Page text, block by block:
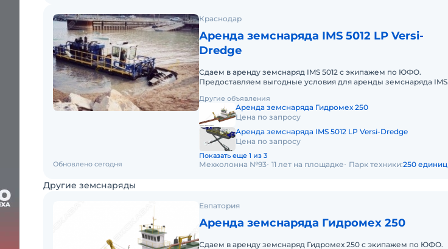
Краснодар
Аренда земснаряда IMS 5012 LP Versi-
Dredge
Сдаем в аренду земснаряд IMS 5012 с экипажем по ЮФО.
Предоставляем выгодные условия для аренды земснаряда IMS
Другие объявления
Аренда земснаряда Гидромех 250
Цена по запросу
Аренда земснаряда IMS 5012 LP Versi-Dredge
Цена по запросу
Показать еще 1 из 3
Обновлено сегодня Мехколонна №93 11 лет на площадке Парк техники:250 единиц
Другие земснаряды
Евпатория
Аренда земснаряда Гидромех 250
Сдаем в аренду земснаряд Гидромех 250 с экипажем по ЮФО.